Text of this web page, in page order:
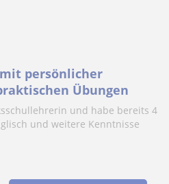
persönlicher
Übungen
und habe bereits 4
und weitere Kenntnisse